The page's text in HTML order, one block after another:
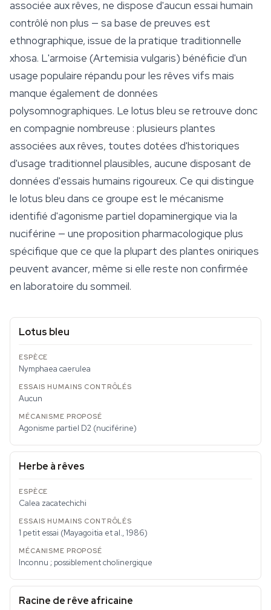
associée aux rêves, ne dispose d'aucun essai humain
contrôlé non plus — sa base de preuves est
ethnographique, issue de la pratique traditionnelle
xhosa. L'armoise (Artemisia vulgaris) bénéficie d'un
usage populaire répandu pour les rêves vifs mais
manque également de données
polysomnographiques. Le lotus bleu se retrouve donc
en compagnie nombreuse : plusieurs plantes
associées aux rêves, toutes dotées d'historiques
d'usage traditionnel plausibles, aucune disposant de
données d'essais humains rigoureux. Ce qui distingue
le lotus bleu dans ce groupe est le mécanisme
identifié d'agonisme partiel dopaminergique via la
nuciférine — une proposition pharmacologique plus
spécifique que ce que la plupart des plantes oniriques
peuvent avancer, même si elle reste non confirmée
en laboratoire du sommeil.
Lotus bleu
Nymphaea caerulea
Aucun
Agonisme partiel D2 (nuciférine)
Herbe à rêves
Calea zacatechichi
1 petit essai (Mayagoitia et al., 1986)
Inconnu ; possiblement cholinergique
Racine de rêve africaine